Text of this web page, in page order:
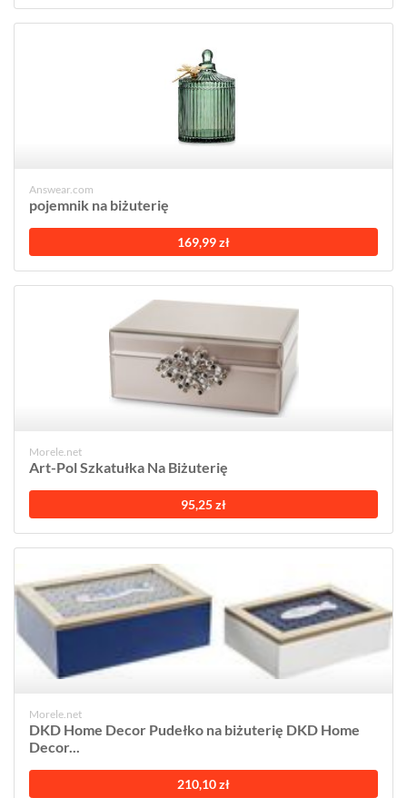
Answear.com
pojemnik na biżuterię
169,99 zł
Morele.net
Art-Pol Szkatułka Na Biżuterię
95,25 zł
Morele.net
DKD Home Decor Pudełko na biżuterię DKD Home
Decor...
210,10 zł